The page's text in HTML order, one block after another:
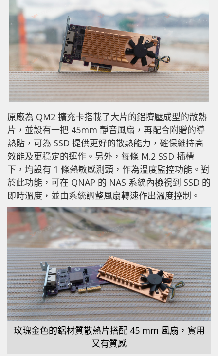
原廠為 QM2 擴充卡搭載了大片的鋁擠壓成型的散熱
片，並設有一把 45mm 靜音風扇，再配合附贈的導
熱貼，可為 SSD 提供更好的散熱能力，確保維持高
效能及更穩定的運作。另外，每條 M.2 SSD 插槽
下，均設有 1 條熱敏感測頭，作為溫度監控功能。對
於此功能，可在 QNAP 的 NAS 系統內檢視到 SSD 的
即時溫度，並由系統調整風扇轉速作出溫度控制。
玫瑰金色的鋁材質散熱片搭配 45 mm 風扇，實用
又有質感